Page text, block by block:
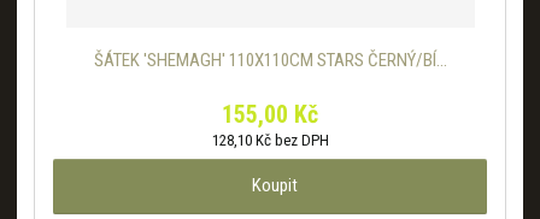
ŠÁTEK 'SHEMAGH' 110X110CM STARS ČERNÝ/BÍ...
155,00 Kč
128,10 Kč bez DPH
Koupit